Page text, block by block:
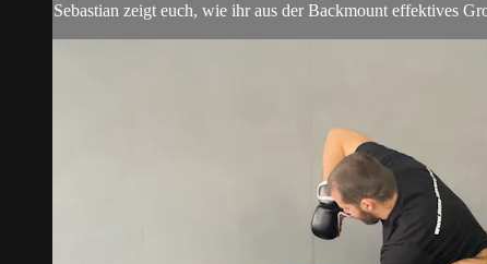
Sebastian zeigt euch, wie ihr aus der Backmount effektives